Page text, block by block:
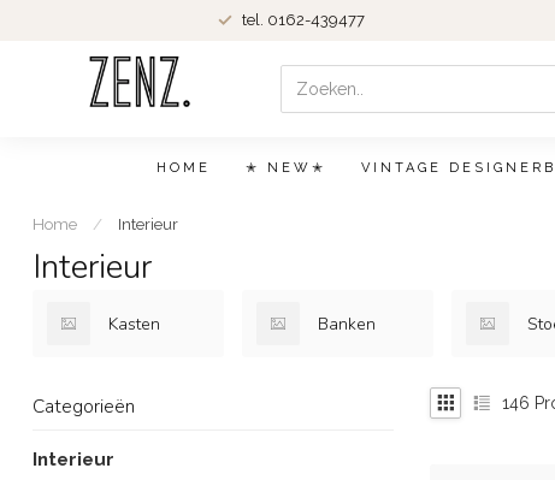
tel. 0162-439477
HOME ✭ NEW✭ VINTAGE
Home / Interieur
Interieur
Kasten Banken
Categorieën
Interieur
146